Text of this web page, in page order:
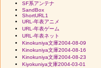
SF系アンテナ
SandBox
ShortURL1
URL-年表アニメ
URL-年表ゲーム
URL-年表ネット
Kinokuniya文庫2004-08-09
Kinokuniya文庫2004-08-16
Kinokuniya文庫2004-08-23
Kiyokuniya文庫2004-03-01